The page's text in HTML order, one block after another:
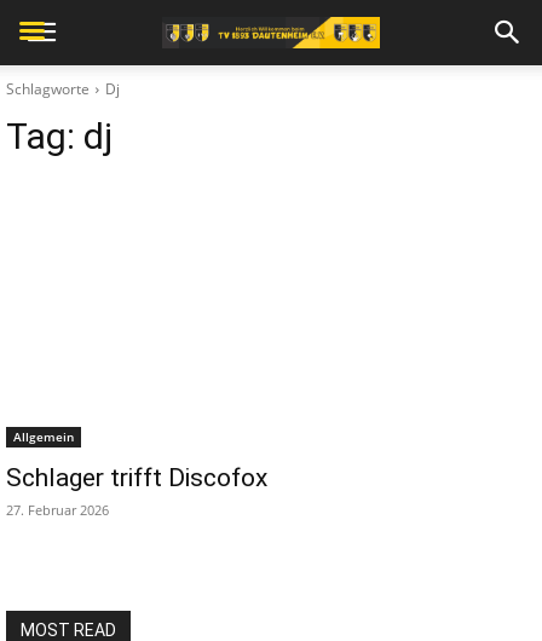
Schlagworte Dj
Tag: dj
Allgemein
Schlager trifft Discofox
27. Februar 2026
MOST READ